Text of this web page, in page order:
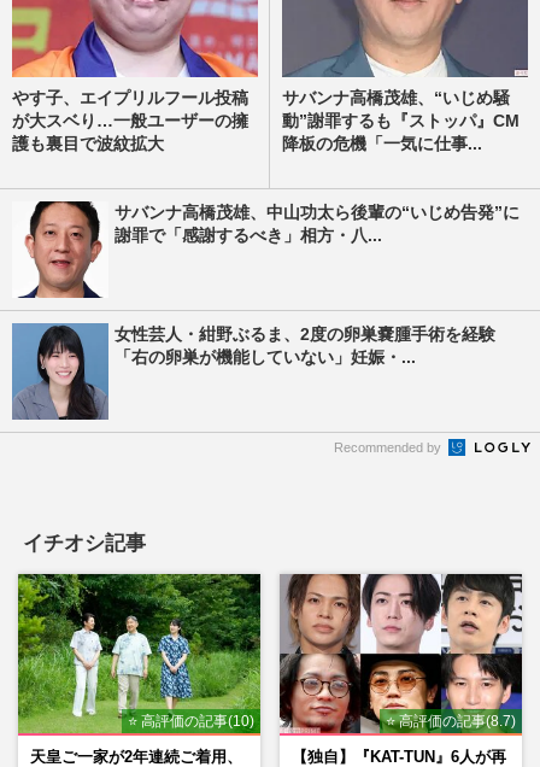
やす子、エイプリルフール投稿
が大スベり…一般ユーザーの擁
護も裏目で波紋拡大
サバンナ高橋茂雄、“いじめ騒
動”謝罪するも『ストッパ』CM
降板の危機「一気に仕事...
サバンナ高橋茂雄、中山功太ら後輩の“いじめ告発”に
謝罪で「感謝するべき」相方・八...
女性芸人・紺野ぶるま、2度の卵巣嚢腫手術を経験
「右の卵巣が機能していない」妊娠・...
Recommended by
イチオシ記事
⭐ 高評価の記事(10)
天皇ご一家が2年連続ご着用、
⭐ 高評価の記事(8.7)
【独自】『KAT-TUN』6人が再